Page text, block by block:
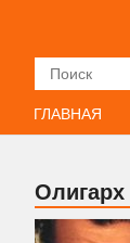
ГЛАВНАЯ
Олигарх